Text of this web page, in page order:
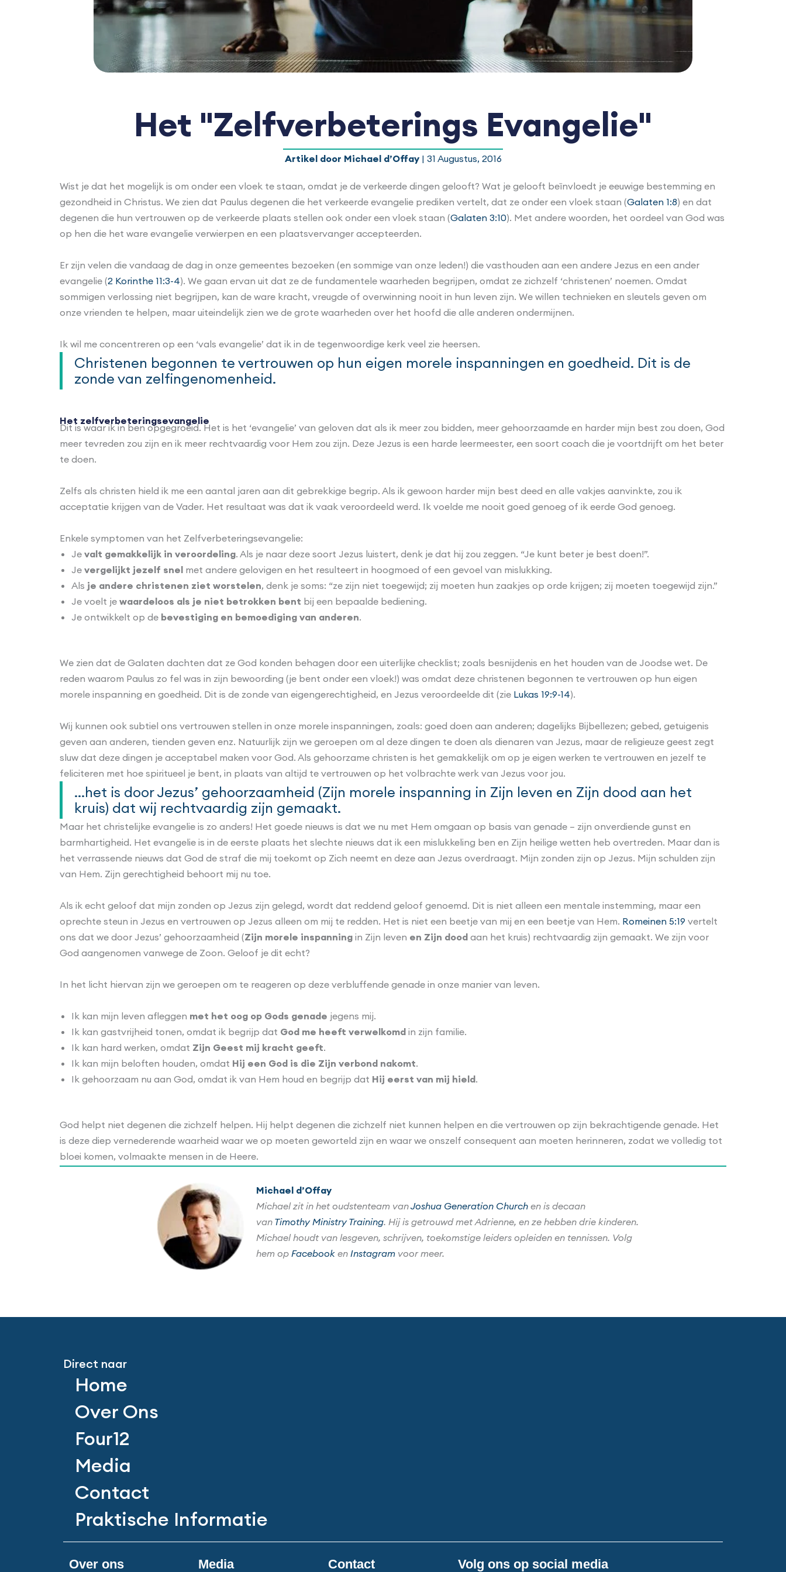
Het "Zelfverbeterings Evangelie"
Artikel door Michael d’Offay| 31 Augustus, 2016
Wist je dat het mogelijk is om onder een vloek te staan, omdat je de verkeerde dingen gelooft? Wat je gelooft beïnvloedt je eeuwige bestemming en
gezondheid in Christus. We zien dat Paulus degenen die het verkeerde evangelie prediken vertelt, dat ze onder een vloek staan (Galaten 1:8) en dat
degenen die hun vertrouwen op de verkeerde plaats stellen ook onder een vloek staan (Galaten 3:10). Met andere woorden, het oordeel van God was
op hen die het ware evangelie verwierpen en een plaatsvervanger accepteerden.
Er zijn velen die vandaag de dag in onze gemeentes bezoeken (en sommige van onze leden!) die vasthouden aan een andere Jezus en een ander
evangelie (2 Korinthe 11:3-4). We gaan ervan uit dat ze de fundamentele waarheden begrijpen, omdat ze zichzelf ‘christenen’ noemen. Omdat
sommigen verlossing niet begrijpen, kan de ware kracht, vreugde of overwinning nooit in hun leven zijn. We willen technieken en sleutels geven om
onze vrienden te helpen, maar uiteindelijk zien we de grote waarheden over het hoofd die alle anderen ondermijnen.
Ik wil me concentreren op een ‘vals evangelie’ dat ik in de tegenwoordige kerk veel zie heersen.
Christenen begonnen te vertrouwen op hun eigen morele inspanningen en goedheid. Dit is de
zonde van zelfingenomenheid.
Het zelfverbeteringsevangelie
Dit is waar ik in ben opgegroeid. Het is het ‘evangelie’ van geloven dat als ik meer zou bidden, meer gehoorzaamde en harder mijn best zou doen, God
meer tevreden zou zijn en ik meer rechtvaardig voor Hem zou zijn. Deze Jezus is een harde leermeester, een soort coach die je voortdrijft om het beter
te doen.
Zelfs als christen hield ik me een aantal jaren aan dit gebrekkige begrip. Als ik gewoon harder mijn best deed en alle vakjes aanvinkte, zou ik
acceptatie krijgen van de Vader. Het resultaat was dat ik vaak veroordeeld werd. Ik voelde me nooit goed genoeg of ik eerde God genoeg.
Enkele symptomen van het Zelfverbeteringsevangelie:
Je valt gemakkelijk in veroordeling. Als je naar deze soort Jezus luistert, denk je dat hij zou zeggen. “Je kunt beter je best doen!”.
Je vergelijkt jezelf snel met andere gelovigen en het resulteert in hoogmoed of een gevoel van mislukking.
Als je andere christenen ziet worstelen, denk je soms: “ze zijn niet toegewijd; zij moeten hun zaakjes op orde krijgen; zij moeten toegewijd zijn.”
Je voelt je waardeloos als je niet betrokken bent bij een bepaalde bediening.
Je ontwikkelt op de bevestiging en bemoediging van anderen.
We zien dat de Galaten dachten dat ze God konden behagen door een uiterlijke checklist; zoals besnijdenis en het houden van de Joodse wet. De
reden waarom Paulus zo fel was in zijn bewoording (je bent onder een vloek!) was omdat deze christenen begonnen te vertrouwen op hun eigen
morele inspanning en goedheid. Dit is de zonde van eigengerechtigheid, en Jezus veroordeelde dit (zie Lukas 19:9-14).
Wij kunnen ook subtiel ons vertrouwen stellen in onze morele inspanningen, zoals: goed doen aan anderen; dagelijks Bijbellezen; gebed, getuigenis
geven aan anderen, tienden geven enz. Natuurlijk zijn we geroepen om al deze dingen te doen als dienaren van Jezus, maar de religieuze geest zegt
sluw dat deze dingen je acceptabel maken voor God. Als gehoorzame christen is het gemakkelijk om op je eigen werken te vertrouwen en jezelf te
feliciteren met hoe spiritueel je bent, in plaats van altijd te vertrouwen op het volbrachte werk van Jezus voor jou.
…het is door Jezus’ gehoorzaamheid (Zijn morele inspanning in Zijn leven en Zijn dood aan het
kruis) dat wij rechtvaardig zijn gemaakt.
Maar het christelijke evangelie is zo anders! Het goede nieuws is dat we nu met Hem omgaan op basis van genade – zijn onverdiende gunst en
barmhartigheid. Het evangelie is in de eerste plaats het slechte nieuws dat ik een mislukkeling ben en Zijn heilige wetten heb overtreden. Maar dan is
het verrassende nieuws dat God de straf die mij toekomt op Zich neemt en deze aan Jezus overdraagt. Mijn zonden zijn op Jezus. Mijn schulden zijn
van Hem. Zijn gerechtigheid behoort mij nu toe.
Als ik echt geloof dat mijn zonden op Jezus zijn gelegd, wordt dat reddend geloof genoemd. Dit is niet alleen een mentale instemming, maar een
oprechte steun in Jezus en vertrouwen op Jezus alleen om mij te redden. Het is niet een beetje van mij en een beetje van Hem. Romeinen 5:19 vertelt
ons dat we door Jezus’ gehoorzaamheid (Zijn morele inspanning in Zijn leven en Zijn dood aan het kruis) rechtvaardig zijn gemaakt. We zijn voor
God aangenomen vanwege de Zoon. Geloof je dit echt?
In het licht hiervan zijn we geroepen om te reageren op deze verbluffende genade in onze manier van leven.
Ik kan mijn leven afleggen met het oog op Gods genade jegens mij.
Ik kan gastvrijheid tonen, omdat ik begrijp dat God me heeft verwelkomd in zijn familie.
Ik kan hard werken, omdat Zijn Geest mij kracht geeft.
Ik kan mijn beloften houden, omdat Hij een God is die Zijn verbond nakomt.
Ik gehoorzaam nu aan God, omdat ik van Hem houd en begrijp dat Hij eerst van mij hield.
God helpt niet degenen die zichzelf helpen. Hij helpt degenen die zichzelf niet kunnen helpen en die vertrouwen op zijn bekrachtigende genade. Het
is deze diep vernederende waarheid waar we op moeten geworteld zijn en waar we onszelf consequent aan moeten herinneren, zodat we volledig tot
bloei komen, volmaakte mensen in de Heere.
Michael d’Offay
Michael zit in het oudstenteam vanJoshua Generation Church en is decaan
van Timothy Ministry Training. Hij is getrouwd met Adrienne, en ze hebben drie kinderen.
Michael houdt van lesgeven, schrijven, toekomstige leiders opleiden en tennissen. Volg
hem opFacebookenInstagram voor meer.
Direct naar
Home
Over Ons
Four12
Media
Contact
Praktische Informatie
Over ons Media Contact Volg ons op social media